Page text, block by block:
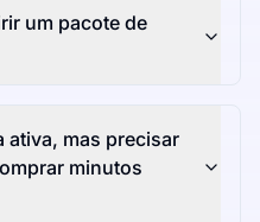
um pacote de
ativa, mas precisar
minutos